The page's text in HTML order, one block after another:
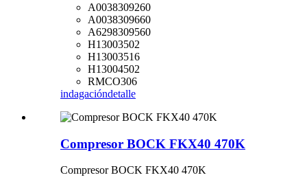
A0038309260
A0038309660
A6298309560
H13003502
H13003516
H13004502
RMCO306
indagacióndetalle
Compresor BOCK FKX40 470K
Compresor BOCK FKX40 470K